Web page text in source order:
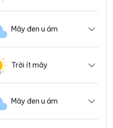
Mây đen u ám
Trời ít mây
Mây đen u ám